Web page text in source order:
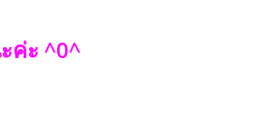
ค่ะ ^0^